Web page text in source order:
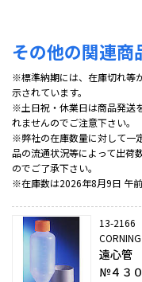
その他の関連商
※標準納期には、在庫切れ等
示されています。
※土日祝・休業日は商品発送
れませんのでご注意下さい。
※弊社の在庫数量に対して一
品の流通状況等によって出荷
のでご了承下さい。
※在庫数は2026年8月9日 午前
13-2166
CORNING
遠心管
№４３